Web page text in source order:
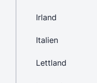
Irland
Italien
Lettland